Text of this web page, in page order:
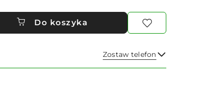
Do koszyka
Zostaw telefon
Wyślij